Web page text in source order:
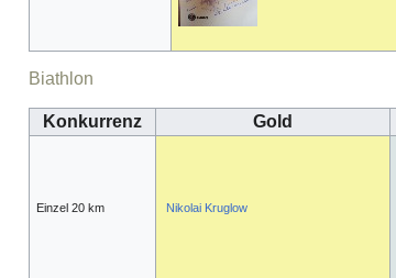
Biathlon
Konkurrenz Gold
Einzel 20 km Nikolai Kruglow